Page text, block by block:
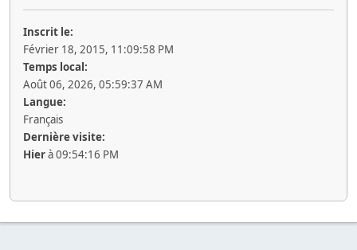
Inscrit le:
Février 18, 2015, 11:09:58 PM
Temps local:
Août 06, 2026, 05:59:37 AM
Langue:
Français
Dernière visite:
Hierà 09:54:16 PM